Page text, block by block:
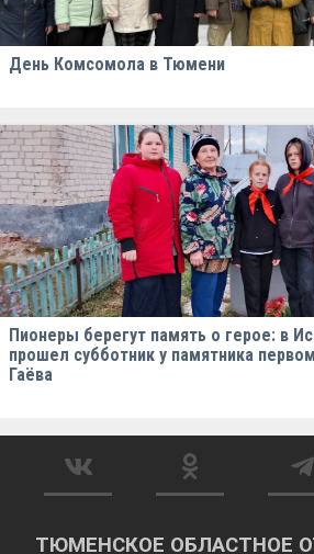
День Комсомола в Тюмени
Пионеры берегут память о герое: в
прошел субботник у памятника
Гаёва
ТЮМЕНСКОЕ ОБЛАСТНОЕ